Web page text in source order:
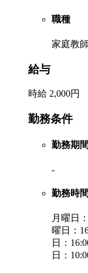
職種
家庭教師
給与
時給 2,000円
勤務条件
勤務期間
-
勤務時間
月曜日
曜日：
日：
日：